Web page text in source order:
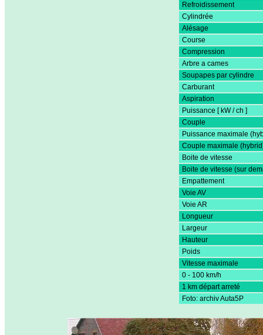
Refroidissement
Cylindrée
Alésage
Course
Compression
Arbre a cames
Soupapes par cylindre
Carburant
Aspiration
Puissance [ kW / ch ]
Couple
Puissance maximale
Couple maximale
Boite de vitesse
Boite de vitesse (sur
Empattement
Voie AV
Voie AR
Longueur
Largeur
Hauteur
Poids
Vitesse maximale
0 - 100 km/h
1 km départ arreté
Foto: archiv Auta5P